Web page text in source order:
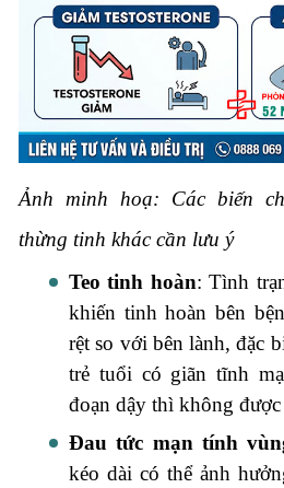
Ảnh minh hoạ: Các biến
thừng tinh khác cần lưu ý
Teo tinh hoàn: Tình
khiến tinh hoàn bên
rệt so với bên lành, đặc
trẻ tuổi có giãn tĩnh
đoạn dậy thì không
Đau tức mạn tính
kéo dài có thể ảnh